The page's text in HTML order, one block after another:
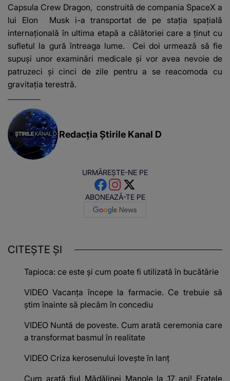
Capsula Crew Dragon, construită de compania SpaceX a
lui Elon Musk i-a transportat de pe stația spațială
internațională în ultima etapă a călătoriei care a ținut cu
sufletul la gură întreaga lume. Cei doi urmează să fie
supuși unor examinări medicale și vor avea nevoie de
patruzeci și cinci de zile pentru a se reacomoda cu
gravitația terestră.
Redacția Știrile Kanal D
URMĂREȘTE-NE PE
ABONEAZĂ-TE PE
CITEȘTE ȘI
Tapioca: ce este și cum poate fi utilizată în bucătărie
VIDEO Vacanța începe la farmacie. Ce trebuie să
știm înainte să plecăm în concediu
VIDEO Nuntă de poveste. Cum arată ceremonia care
a transformat basmul în realitate
VIDEO Criza kerosenului lovește în lanț
Cum arată fiul Mădălinei Manole la 17 ani! Fratele